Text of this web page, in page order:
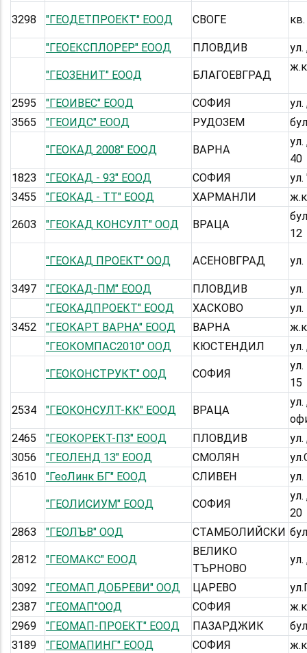
3298 "ГЕОДЕТПРОЕКТ" ЕООД СВОГЕ
"ГЕОЕКСПЛОРЕР" ЕООД ПЛОВДИВ ул.
"ГЕОЗЕНИТ" ЕООД БЛАГОЕВГРАД
2595 "ГЕОИВЕС" ЕООД СОФИЯ
ул.
3565
"ГЕОИДС" ЕООД РУДОЗЕМ
"ГЕОКАД 2008" ЕООД ВАРНА
ул.
40
1823
"ГЕОКАД - 93" ЕООД СОФИЯ
3455
"ГЕОКАД - ТТ" ЕООД ХАРМАНЛИ
2603 "ГЕОКАД КОНСУЛТ" ООД ВРАЦА
12
"ГЕОКАД ПРОЕКТ" ООД АСЕНОВГРАД
3497 "ГЕОКАД-ПМ" ЕООД ПЛОВДИВ
"ГЕОКАДПРОЕКТ" ЕООД
ХАСКОВО
3452
"ГЕОКАРТ ВАРНА" ЕООД ВАРНА
"ГЕОКОМПАС2010" ООД
КЮСТЕНДИЛ ул.
"ГЕОКОНСТРУКТ" ООД СОФИЯ
ул.
15
2534 "ГЕОКОНСУЛТ-КК" ЕООД ВРАЦА
2465
"ГЕОКОРЕКТ-ПЗ" ЕООД ПЛОВДИВ
3056
"ГЕОЛЕНД 13" ЕООД СМОЛЯН
3610
"ГеоЛинк БГ" ЕООД СЛИВЕН
"ГЕОЛИСИУМ" ЕООД СОФИЯ
ул.
20
2863
"ГЕОЛЪВ" ООД СТАМБОЛИЙСКИ
2812 "ГЕОМАКС" ЕООД
ВЕЛИКО
ТЪРНОВО
ул.
3092 "ГЕОМАП ДОБРЕВИ" ООД ЦАРЕВО
2387
"ГЕОМАП"ООД СОФИЯ
2969
"ГЕОМАП-ПРОЕКТ" ЕООД ПАЗАРДЖИК
3189
"ГЕОМАПИНГ" ЕООД СОФИЯ